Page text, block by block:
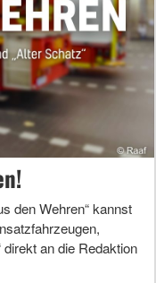
den Wehren“ kannst
direkt an die Redaktion